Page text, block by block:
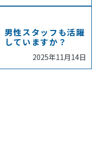
男性スタッフも活躍
していますか？
2025年11月14日